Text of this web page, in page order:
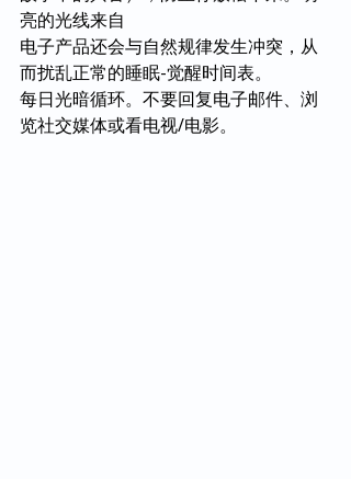
亮的光线来自
电子产品还会与自然规律发生冲突，从
而扰乱正常的睡眠-觉醒时间表。
每日光暗循环。不要回复电子邮件、浏
览社交媒体或看电视/电影。